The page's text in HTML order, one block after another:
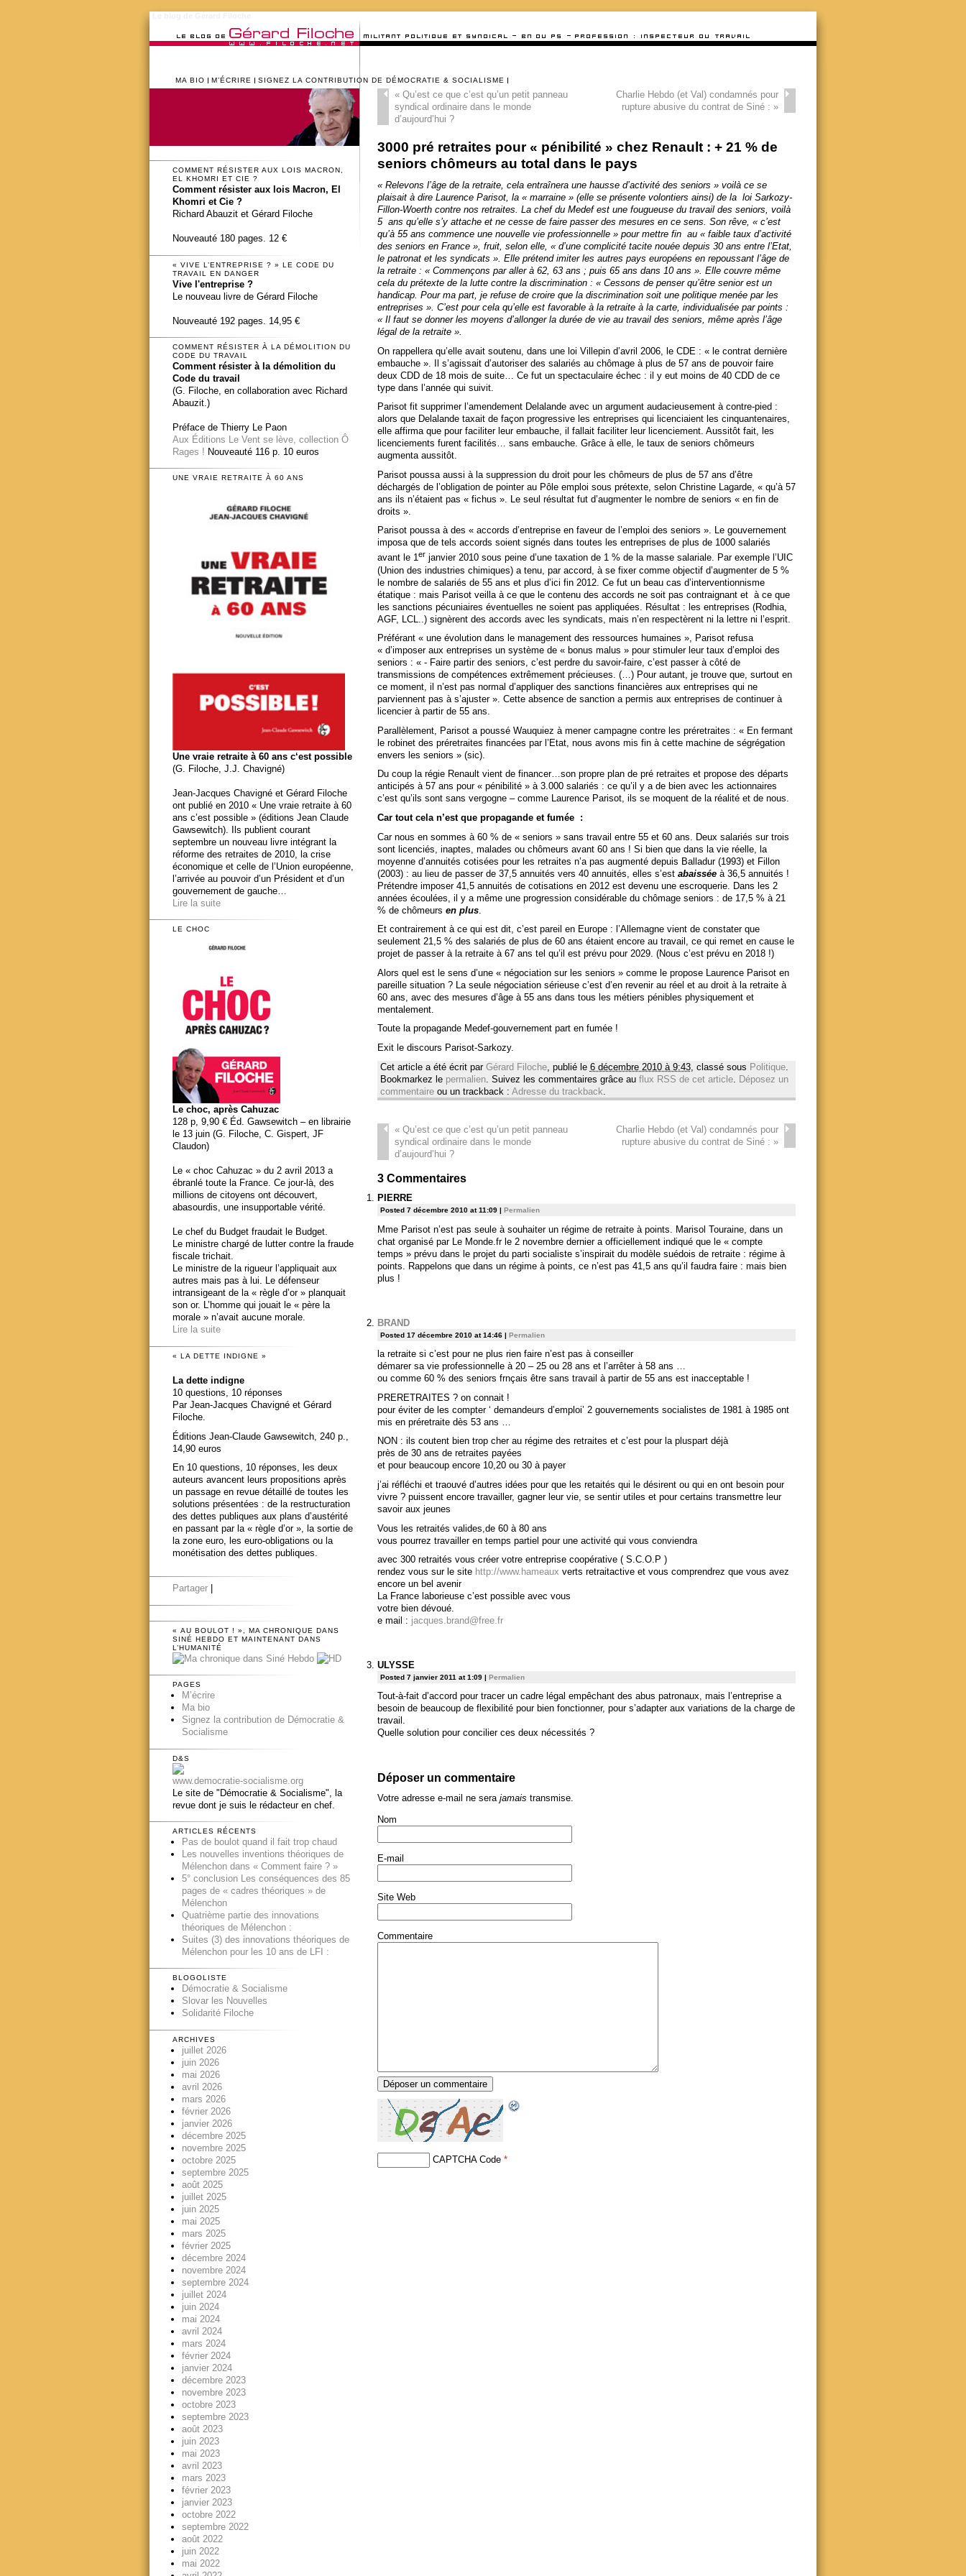
MA BIO M’ÉCRIRE SIGNEZ LA CONTRIBUTION DE DÉMOCRATIE & SOCIALISME
«Qu’est ce que c’est qu’un petit panneau
syndical ordinaire dans le monde
d’aujourd’hui ?
Charlie Hebdo (et Val) condamnés pour
rupture abusive du contrat de Siné :»
3000 pré retraites pour « pénibilité » chez Renault : + 21 % de
seniors chômeurs au total dans le pays
« Relevons l’âge de la retraite, cela entraînera une hausse d’activité des seniors » voilà ce se
plaisait à dire Laurence Parisot, la « marraine » (elle se présente volontiers ainsi) de la loi Sarkozy-
Fillon-Woerth contre nos retraites. La chef du Medef est une fougueuse du travail des seniors, voilà
5 ans qu’elle s’y attache et ne cesse de faire passer des mesures en ce sens. Son rêve, « c’est
qu’à 55 ans commence une nouvelle vie professionnelle » pour mettre fin au « faible taux d’activité
des seniors en France », fruit, selon elle, « d’une complicité tacite nouée depuis 30 ans entre l’Etat,
le patronat et les syndicats ». Elle prétend imiter les autres pays européens en repoussant l’âge de
la retraite : « Commençons par aller à 62, 63 ans ; puis 65 ans dans 10 ans ». Elle couvre même
cela du prétexte de la lutte contre la discrimination : « Cessons de penser qu’être senior est un
handicap. Pour ma part, je refuse de croire que la discrimination soit une politique menée par les
entreprises ». C’est pour cela qu’elle est favorable à la retraite à la carte, individualisée par points :
« Il faut se donner les moyens d’allonger la durée de vie au travail des seniors, même après l’âge
légal de la retraite ».
On rappellera qu’elle avait soutenu, dans une loi Villepin d’avril 2006, le CDE : « le contrat dernière
embauche ». Il s’agissait d’autoriser des salariés au chômage à plus de 57 ans de pouvoir faire
deux CDD de 18 mois de suite… Ce fut un spectaculaire échec : il y eut moins de 40 CDD de ce
type dans l’année qui suivit.
Parisot fit supprimer l’amendement Delalande avec un argument audacieusement à contre-pied :
alors que Delalande taxait de façon progressive les entreprises qui licenciaient les cinquantenaires,
elle affirma que pour faciliter leur embauche, il fallait faciliter leur licenciement. Aussitôt fait, les
licenciements furent facilités… sans embauche. Grâce à elle, le taux de seniors chômeurs
augmenta aussitôt.
Parisot poussa aussi à la suppression du droit pour les chômeurs de plus de 57 ans d’être
déchargés de l’obligation de pointer au Pôle emploi sous prétexte, selon Christine Lagarde, « qu’à 57
ans ils n’étaient pas « fichus ». Le seul résultat fut d’augmenter le nombre de seniors « en fin de
droits ».
Parisot poussa à des « accords d’entreprise en faveur de l’emploi des seniors ». Le gouvernement
imposa que de tels accords soient signés dans toutes les entreprises de plus de 1000 salariés
avant le 1er janvier 2010 sous peine d’une taxation de 1 % de la masse salariale. Par exemple l’UIC
(Union des industries chimiques) a tenu, par accord, à se fixer comme objectif d’augmenter de 5 %
le nombre de salariés de 55 ans et plus d’ici fin 2012. Ce fut un beau cas d’interventionnisme
étatique : mais Parisot veilla à ce que le contenu des accords ne soit pas contraignant et à ce que
les sanctions pécuniaires éventuelles ne soient pas appliquées. Résultat : les entreprises (Rodhia,
AGF, LCL..) signèrent des accords avec les syndicats, mais n’en respectèrent ni la lettre ni l’esprit.
Préférant « une évolution dans le management des ressources humaines », Parisot refusa
« d’imposer aux entreprises un système de « bonus malus » pour stimuler leur taux d’emploi des
seniors : « - Faire partir des seniors, c’est perdre du savoir-faire, c’est passer à côté de
transmissions de compétences extrêmement précieuses. (…) Pour autant, je trouve que, surtout en
ce moment, il n’est pas normal d’appliquer des sanctions financières aux entreprises qui ne
parviennent pas à s’ajuster ». Cette absence de sanction a permis aux entreprises de continuer à
licencier à partir de 55 ans.
Parallèlement, Parisot a poussé Wauquiez à mener campagne contre les préretraites : « En fermant
le robinet des préretraites financées par l’Etat, nous avons mis fin à cette machine de ségrégation
envers les seniors » (sic).
Du coup la régie Renault vient de financer…son propre plan de pré retraites et propose des départs
anticipés à 57 ans pour « pénibilité » à 3.000 salariés : ce qu’il y a de bien avec les actionnaires
c’est qu’ils sont sans vergogne – comme Laurence Parisot, ils se moquent de la réalité et de nous.
Car tout cela n’est que propagande et fumée :
Car nous en sommes à 60 % de « seniors » sans travail entre 55 et 60 ans. Deux salariés sur trois
sont licenciés, inaptes, malades ou chômeurs avant 60 ans ! Si bien que dans la vie réelle, la
moyenne d’annuités cotisées pour les retraites n’a pas augmenté depuis Balladur (1993) et Fillon
(2003) : au lieu de passer de 37,5 annuités vers 40 annuités, elles s’est abaisséeà 36,5 annuités !
Prétendre imposer 41,5 annuités de cotisations en 2012 est devenu une escroquerie. Dans les 2
années écoulées, il y a même une progression considérable du chômage seniors : de 17,5 % à 21
% de chômeurs en plus.
Et contrairement à ce qui est dit, c’est pareil en Europe : l’Allemagne vient de constater que
seulement 21,5 % des salariés de plus de 60 ans étaient encore au travail, ce qui remet en cause le
projet de passer à la retraite à 67 ans tel qu’il est prévu pour 2029. (Nous c’est prévu en 2018 !)
Alors quel est le sens d’une « négociation sur les seniors » comme le propose Laurence Parisot en
pareille situation ? La seule négociation sérieuse c’est d’en revenir au réel et au droit à la retraite à
60 ans, avec des mesures d’âge à 55 ans dans tous les métiers pénibles physiquement et
mentalement.
Toute la propagande Medef-gouvernement part en fumée !
Exit le discours Parisot-Sarkozy.
Cet article a été écrit par Gérard Filoche, publié le 6 décembre 2010 à 9:43, classé sous Politique.
Bookmarkez le permalien. Suivez les commentaires grâce au flux RSS de cet article. Déposez un
commentaireou un trackback : Adresse du trackback
«Qu’est ce que c’est qu’un petit panneau
syndical ordinaire dans le monde
d’aujourd’hui ?
Charlie Hebdo (et Val) condamnés pour
rupture abusive du contrat de Siné :»
3Commentaires
PIERRE
Posted 7 décembre 2010 at 11:09 | Permalien
Mme Parisot n’est pas seule à souhaiter un régime de retraite à points. Marisol Touraine, dans un
chat organisé par Le Monde.fr le 2 novembre dernier a officiellement indiqué que le « compte
temps » prévu dans le projet du parti socialiste s’inspirait du modèle suédois de retraite : régime à
points. Rappelons que dans un régime à points, ce n’est pas 41,5 ans qu’il faudra faire : mais bien
plus !
BRAND
Posted 17 décembre 2010 at 14:46 | Permalien
la retraite si c’est pour ne plus rien faire n’est pas à conseiller
démarer sa vie professionnelle à 20 – 25 ou 28 ans et l’arrêter à 58 ans …
ou comme 60 % des seniors frnçais être sans travail à partir de 55 ans est inacceptable !
PRERETRAITES ? on connait !
pour éviter de les compter ‘ demandeurs d’emploi’ 2 gouvernements socialistes de 1981 à 1985 ont
mis en préretraite dès 53 ans …
NON : ils coutent bien trop cher au régime des retraites et c’est pour la pluspart déjà
près de 30 ans de retraites payées
et pour beaucoup encore 10,20 ou 30 à payer
j’ai réfléchi et traouvé d’autres idées pour que les retaités qui le désirent ou qui en ont besoin pour
vivre ? puissent encore travailler, gagner leur vie, se sentir utiles et pour certains transmettre leur
savoir aux jeunes
Vous les retraités valides,de 60 à 80 ans
vous pourrez travailler en temps partiel pour une activité qui vous conviendra
avec 300 retraités vous créer votre entreprise coopérative ( S.C.O.P )
rendez vous sur le site http://www.hameaux verts retraitactive et vous comprendrez que vous avez
encore un bel avenir
La France laborieuse c’est possible avec vous
votre bien dévoué.
e mail : jacques.brand@free.fr
ULYSSE
Posted 7 janvier 2011 at 1:09 | Permalien
Tout-à-fait d’accord pour tracer un cadre légal empêchant des abus patronaux, mais l’entreprise a
besoin de beaucoup de flexibilité pour bien fonctionner, pour s’adapter aux variations de la charge de
travail.
Quelle solution pour concilier ces deux nécessités ?
Déposer un commentaire
Votre adresse e-mail ne sera jamais transmise.
Nom
E-mail
Site Web
Commentaire
CAPTCHA Code*
COMMENT RÉSISTER AUX LOIS MACRON,
EL KHOMRI ET CIE ?
Comment résister aux lois Macron, El
Khomri et Cie ?
Richard Abauzit et Gérard Filoche
Nouveauté 180 pages. 12 €
« VIVE L’ENTREPRISE ? » LE CODE DU
TRAVAIL EN DANGER
Vive l'entreprise ?
Le nouveau livre de Gérard Filoche
Nouveauté 192 pages. 14,95 €
COMMENT RÉSISTER À LA DÉMOLITION DU
CODE DU TRAVAIL
Comment résister à la démolition du
Code du travail
(G. Filoche, en collaboration avec Richard
Abauzit.)
Préface de Thierry Le Paon
Aux Éditions Le Vent se lève, collection Ô
Rages ! Nouveauté 116 p. 10 euros
UNE VRAIE RETRAITE À 60 ANS
Une vraie retraite à 60 ans c‘est possible
(G. Filoche, J.J. Chavigné)
Jean-Jacques Chavigné et Gérard Filoche
ont publié en 2010 « Une vraie retraite à 60
ans c’est possible » (éditions Jean Claude
Gawsewitch). Ils publient courant
septembre un nouveau livre intégrant la
réforme des retraites de 2010, la crise
économique et celle de l’Union européenne,
l’arrivée au pouvoir d’un Président et d’un
gouvernement de gauche…
Lire la suite
LE CHOC
Le choc, après Cahuzac
128 p, 9,90 € Éd. Gawsewitch – en librairie
le 13 juin (G. Filoche, C. Gispert, JF
Claudon)
Le « choc Cahuzac » du 2 avril 2013 a
ébranlé toute la France. Ce jour-là, des
millions de citoyens ont découvert,
abasourdis, une insupportable vérité.
Le chef du Budget fraudait le Budget.
Le ministre chargé de lutter contre la fraude
fiscale trichait.
Le ministre de la rigueur l’appliquait aux
autres mais pas à lui. Le défenseur
intransigeant de la « règle d’or » planquait
son or. L’homme qui jouait le « père la
morale » n’avait aucune morale.
Lire la suite
« LA DETTE INDIGNE »
La dette indigne
10 questions, 10 réponses
Par Jean-Jacques Chavigné et Gérard
Filoche.
Éditions Jean-Claude Gawsewitch, 240 p.,
14,90 euros
En 10 questions, 10 réponses, les deux
auteurs avancent leurs propositions après
un passage en revue détaillé de toutes les
solutions présentées : de la restructuration
des dettes publiques aux plans d’austérité
en passant par la « règle d’or », la sortie de
la zone euro, les euro-obligations ou la
monétisation des dettes publiques.
Partager
« AU BOULOT ! », MA CHRONIQUE DANS
SINÉ HEBDO ET MAINTENANT DANS
L’HUMANITÉ
PAGES
M’écrire
Ma bio
Signez la contribution de Démocratie &
Socialisme
D&S
www.democratie-socialisme.org
Le site de "Démocratie & Socialisme", la
revue dont je suis le rédacteur en chef.
ARTICLES RÉCENTS
Pas de boulot quand il fait trop chaud
Les nouvelles inventions théoriques de
Mélenchon dans « Comment faire ? »
5° conclusion Les conséquences des 85
pages de « cadres théoriques » de
Mélenchon
Quatrième partie des innovations
théoriques de Mélenchon :
Suites (3) des innovations théoriques de
Mélenchon pour les 10 ans de LFI :
BLOGOLISTE
Démocratie & Socialisme
Slovar les Nouvelles
Solidarité Filoche
ARCHIVES
juillet 2026
juin 2026
mai 2026
avril 2026
mars 2026
février 2026
janvier 2026
décembre 2025
novembre 2025
octobre 2025
septembre 2025
août 2025
juillet 2025
juin 2025
mai 2025
mars 2025
février 2025
décembre 2024
novembre 2024
septembre 2024
juillet 2024
juin 2024
mai 2024
avril 2024
mars 2024
février 2024
janvier 2024
décembre 2023
novembre 2023
octobre 2023
septembre 2023
août 2023
juin 2023
mai 2023
avril 2023
mars 2023
février 2023
janvier 2023
octobre 2022
septembre 2022
août 2022
juin 2022
mai 2022